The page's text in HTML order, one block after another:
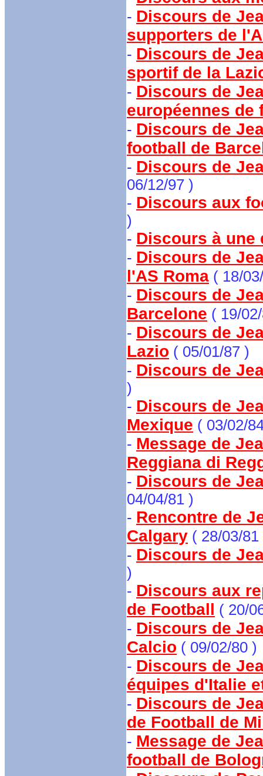
- Discours de
supporters de
- Discours de
sportif de la
- Discours de
européennes de
- Discours de
football de
- Discours de
06/12/97 )
- Discours aux
)
- Discours à une
- Discours de
l'AS Roma ( 18/
- Discours de
Barcelone ( 19/
- Discours de
Lazio ( 05/01/87 )
- Discours de
)
- Discours de
Mexique ( 03/02/
- Message de
Reggiana di
- Discours de
04/04/81 )
- Rencontre de
Calgary ( 28/03/81
- Discours de
)
- Discours aux
de Football ( 20/
- Discours de
Calcio ( 09/02/80 )
- Discours de
équipes d'Italie
- Discours de
de Football de
- Message de
football de